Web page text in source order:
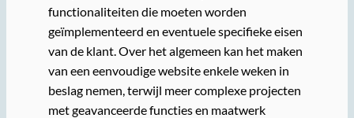
functionaliteiten die moeten worden
geïmplementeerd en eventuele specifieke eisen
van de klant. Over het algemeen kan het maken
van een eenvoudige website enkele weken in
beslag nemen, terwijl meer complexe projecten
met geavanceerde functies en maatwerk